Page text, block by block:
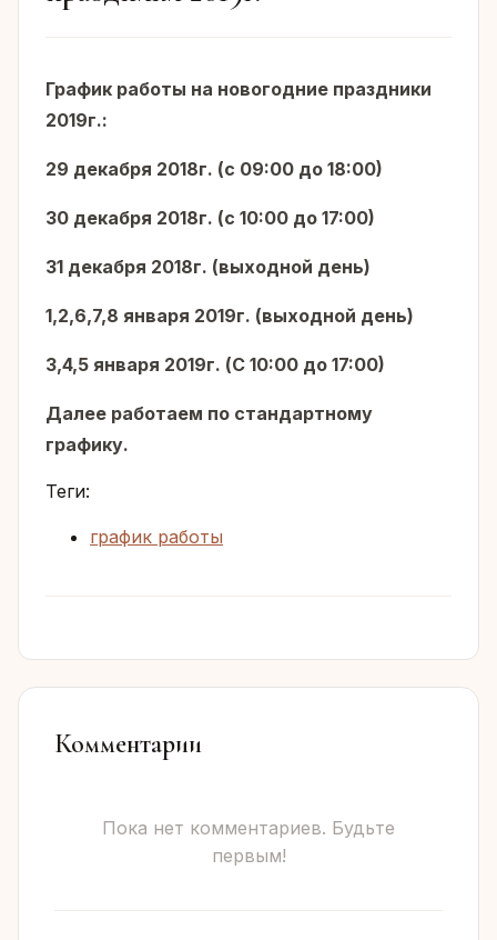
График работы на новогодние праздники
2019г.:
29 декабря 2018г. (с 09:00 до 18:00)
30 декабря 2018г. (c 10:00 до 17:00)
31 декабря 2018г. (выходной день)
1,2,6,7,8 января 2019г. (выходной день)
3,4,5 января 2019г. (С 10:00 до 17:00)
Далее работаем по стандартному
графику.
Теги:
график работы
Комментарии
Пока нет комментариев. Будьте
первым!